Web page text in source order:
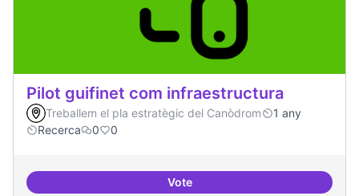
Pilot guifinet com infraestructura
Treballem el pla estratègic del Canòdrom
1 any
Recerca
0 0
VotePilot guifinet com